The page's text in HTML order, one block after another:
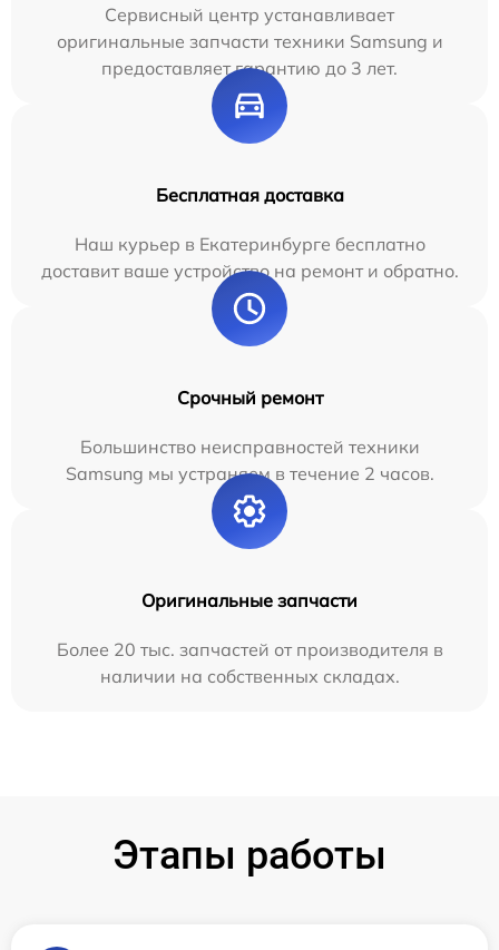
Сервисный центр устанавливает
оригинальные запчасти техники Samsung и
предоставляет гарантию до 3 лет.
Бесплатная доставка
Наш курьер в Екатеринбурге бесплатно
доставит ваше устройство на ремонт и обратно.
Срочный ремонт
Большинство неисправностей техники
Samsung мы устраняем в течение 2 часов.
Оригинальные запчасти
Более 20 тыс. запчастей от производителя в
наличии на собственных складах.
Этапы работы